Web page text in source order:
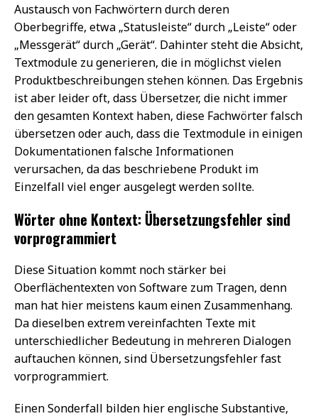
Austausch von Fachwörtern durch deren
Oberbegriffe, etwa „Statusleiste“ durch „Leiste“ oder
„Messgerät“ durch „Gerät“. Dahinter steht die Absicht,
Textmodule zu generieren, die in möglichst vielen
Produktbeschreibungen stehen können. Das Ergebnis
ist aber leider oft, dass Übersetzer, die nicht immer
den gesamten Kontext haben, diese Fachwörter falsch
übersetzen oder auch, dass die Textmodule in einigen
Dokumentationen falsche Informationen
verursachen, da das beschriebene Produkt im
Einzelfall viel enger ausgelegt werden sollte.
Wörter ohne Kontext: Übersetzungsfehler sind
vorprogrammiert
Diese Situation kommt noch stärker bei
Oberflächentexten von Software zum Tragen, denn
man hat hier meistens kaum einen Zusammenhang.
Da dieselben extrem vereinfachten Texte mit
unterschiedlicher Bedeutung in mehreren Dialogen
auftauchen können, sind Übersetzungsfehler fast
vorprogrammiert.
Einen Sonderfall bilden hier englische Substantive,